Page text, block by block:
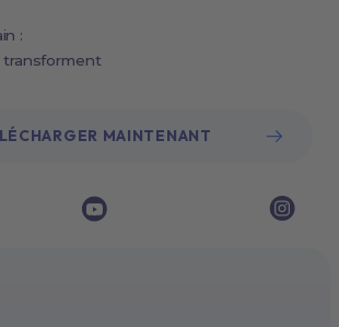
:
transforment
MAINTENANT